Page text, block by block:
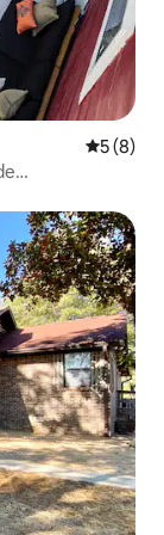
5 de
5 (8)